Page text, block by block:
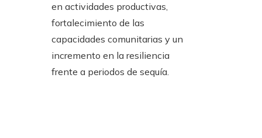
en actividades productivas,
fortalecimiento de las
capacidades comunitarias y un
incremento en la resiliencia
frente a periodos de sequía.